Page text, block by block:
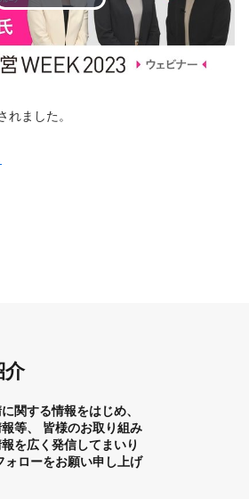
れました。
介
関する情報をはじめ、
等、
皆様のお取り組み
を広く発信してまいり
ォローをお願い申し上げ